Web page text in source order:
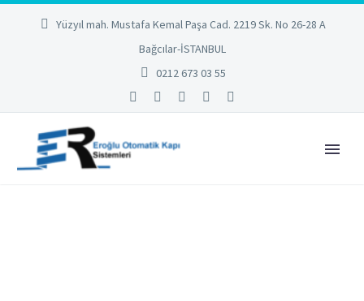
Yüzyıl mah. Mustafa Kemal Paşa Cad. 2219 Sk. No 26-28 A
Bağcılar-İSTANBUL
0212 673 03 55